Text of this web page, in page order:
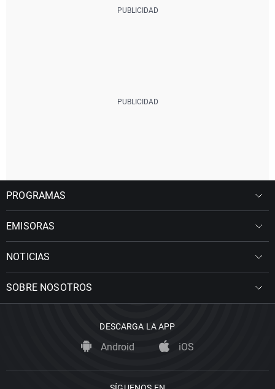
PROGRAMAS
EMISORAS
NOTICIAS
SOBRE NOSOTROS
DESCARGA LA APP
Android iOS